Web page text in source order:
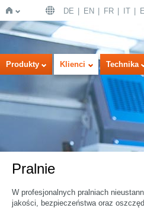
Strona
DE EN FR IT
Produkty Klienci Technika
Pralnie
W profesjonalnych pralniach
jakości, bezpieczeństwa oraz